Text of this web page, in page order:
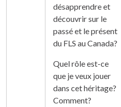
désapprendre et
découvrir sur le
passé et le présent
du FLS au Canada?
Quel rôle est-ce
que je veux jouer
dans cet héritage?
Comment?